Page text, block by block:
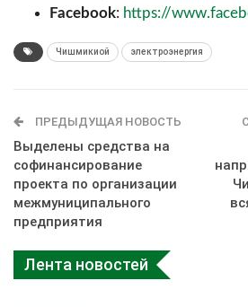
Facebook: https://
Чишмикиой электроэнергия
ПРЕДЫДУЩАЯ НОВОСТЬ
Выделены средства на
софинансирование
проекта по организации
межмуниципального
предприятия
Лента новостей